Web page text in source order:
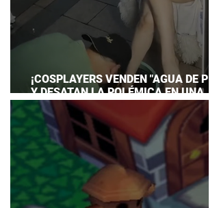
¡COSPLAYERS VENDEN "AGUA DE
Y DESATAN LA POLÉMICA EN UNA
CONVENCIÓN DE ANIME!